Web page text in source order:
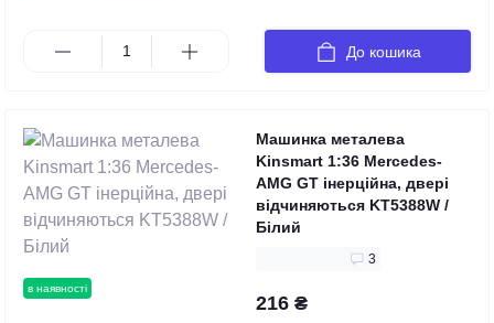
До кошика
в наявності
Машинка металева
Kinsmart 1:36 Mercedes-
AMG GT інерційна, двері
відчиняються KT5388W /
Білий
3
216 ₴